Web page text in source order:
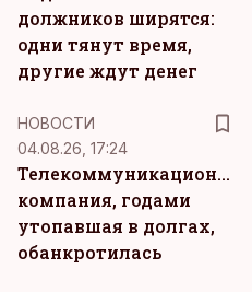
должников ширятся:
одни тянут время,
другие ждут денег
НОВОСТИ
04.08.26, 17:24
Телекоммуникационная
компания, годами
утопавшая в долгах,
обанкротилась